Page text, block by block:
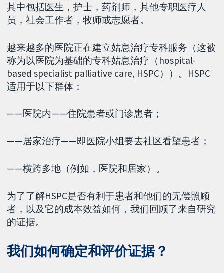
其中包括医生，护士，药剂师，其他专职医疗人
员，社会工作者，牧师或志愿者。
越来越多的医院正在建立姑息治疗专科服务（这被
称为以医院为基础的专科姑息治疗（hospital-
based specialist palliative care, HSPC））。HSPC
适用于以下群体：
——医院内——住院患者或门诊患者；
——居家治疗——即医院小组要去社区看望患者；
——横跨多地（例如，医院和居家）。
为了了解HSPC是否有利于患者和他们的无偿照顾
者，以及它的成本效益如何，我们回顾了来自研究
的证据。
我们如何确定和评价证据？